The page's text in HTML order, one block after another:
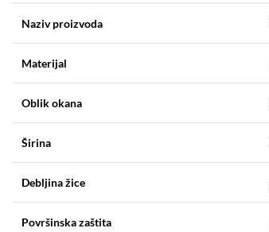
Naziv proizvoda
Materijal
Oblik okana
Širina
Debljina žice
Površinska zaštita